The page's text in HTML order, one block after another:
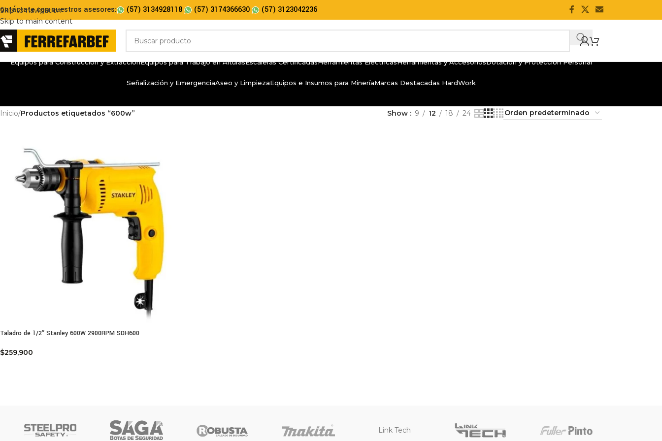
Skip to navigation
Skip to main content
con nuestros asesores: (57) 3134928118 (57) 3174366630 (57) 3123042236
Equipos para Construcción y ExtracciónEquipos para Trabajo en AlturasEscaleras CertificadasHerramientas EléctricasHerramientas y AccesoriosDotación y Protección Personal
Señalización y EmergenciaAseo y LimpiezaEquipos e Insumos para MineríaMarcas Destacadas HardWork
Inicio/Productos etiquetados “600w” Show 9 12 18 24
Taladro de 1/2″ Stanley 600W 2900RPM SDH600
$259,900
Link Tech